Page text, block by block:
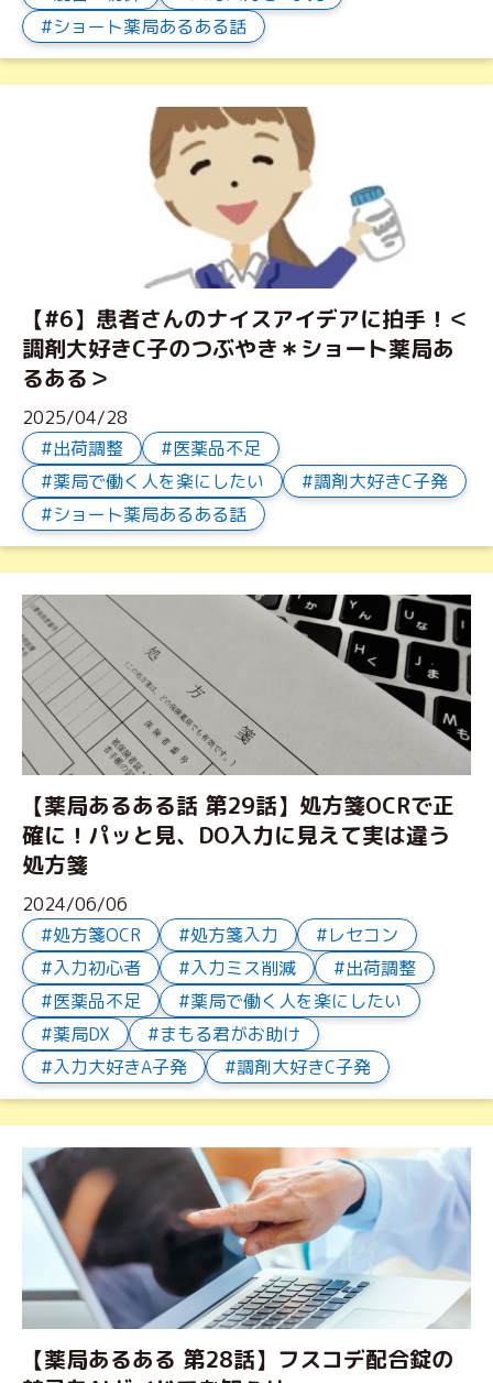
ショート薬局あるある話
【#6】患者さんのナイスアイデアに拍手！＜
調剤大好きC子のつぶやき＊ショート薬局あ
るある＞
2025/04/28
出荷調整
医薬品不足
薬局で働く人を楽にしたい
調剤大好きC子発
ショート薬局あるある話
【薬局あるある話 第29話】処方箋OCRで正
確に！パッと見、DO入力に見えて実は違う
処方箋
2024/06/06
処方箋OCR
処方箋入力
レセコン
入力初心者
入力ミス削減
出荷調整
医薬品不足
薬局で働く人を楽にしたい
薬局DX
まもる君がお助け
入力大好きA子発
調剤大好きC子発
【薬局あるある 第28話】フスコデ配合錠の